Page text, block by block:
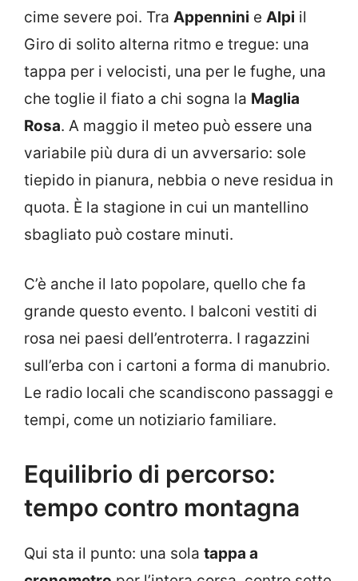
cime severe poi. Tra Appennini e Alpi il
Giro di solito alterna ritmo e tregue: una
tappa per i velocisti, una per le fughe, una
che toglie il fiato a chi sogna la Maglia
Rosa. A maggio il meteo può essere una
variabile più dura di un avversario: sole
tiepido in pianura, nebbia o neve residua in
quota. È la stagione in cui un mantellino
sbagliato può costare minuti.
C’è anche il lato popolare, quello che fa
grande questo evento. I balconi vestiti di
rosa nei paesi dell’entroterra. I ragazzini
sull’erba con i cartoni a forma di manubrio.
Le radio locali che scandiscono passaggi e
tempi, come un notiziario familiare.
Equilibrio di percorso:
tempo contro montagna
Qui sta il punto: una sola tappa a